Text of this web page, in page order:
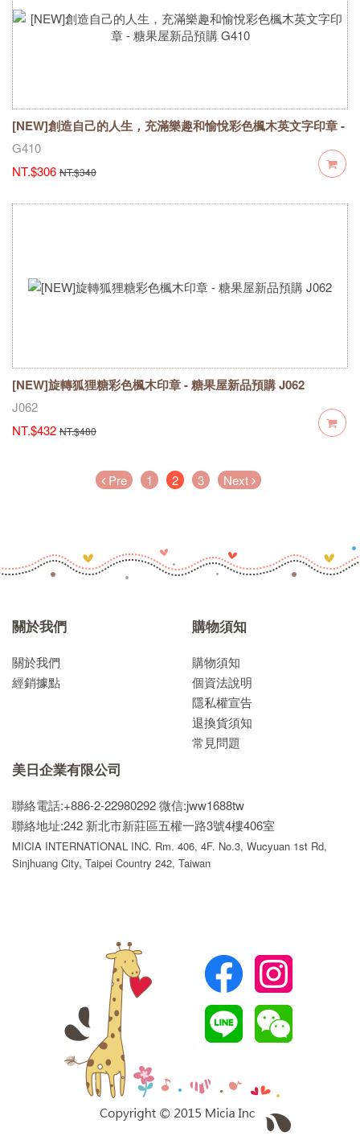
[NEW]創造自己的人生，充滿樂趣和愉悅彩色楓木英文字印章 -
糖果屋新品預購 G410
G410
NT.$306 NT.$340
[NEW]旋轉狐狸糖彩色楓木印章 - 糖果屋新品預購 J062
J062
NT.$432 NT.$480
Pre 1 2(current)
3 Next
關於我們
關於我們
經銷據點
購物須知
購物須知
個資法說明
隱私權宣告
退換貨須知
常見問題
美日企業有限公司
聯絡電話:+886-2-22980292微信:jww1688tw
聯絡地址:242 新北市新莊區五權一路3號4樓406室
MICIA INTERNATIONAL INC. Rm. 406, 4F. No.3, Wucyuan 1st Rd,
Sinjhuang City, Taipei Country 242, Taiwan